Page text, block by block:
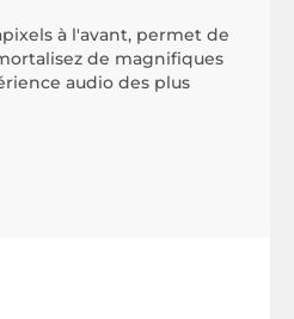
à l'avant, permet de
de magnifiques
audio des plus